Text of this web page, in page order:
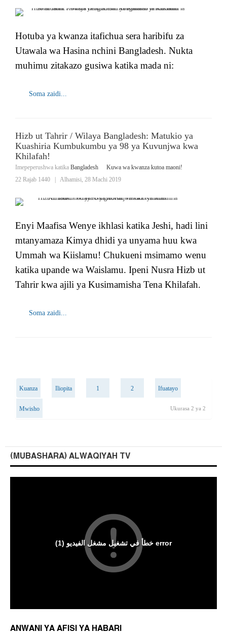
Hotuba ya kwanza itafichua sera haribifu za
Utawala wa Hasina nchini Bangladesh. Nukta
muhimu zitakazo gusiwa katika mada ni:
Soma zaidi...
Hizb ut Tahrir / Wilaya Bangladesh: Matukio ya
Kuashiria Kumbukumbu ya 98 ya Kuvunjwa kwa
Khilafah!
Imepeperushwa katika Bangladesh
Kuwa wa kwanza kutoa maoni!
22 Rajab 1440
Alhamisi, 28 Machi 2019
Enyi Maafisa Wenye ikhlasi katika Jeshi, hadi lini
mtanyamaza Kimya dhidi ya unyama huu kwa
Ummah wa Kiislamu! Chukueni msimamo wenu
katika upande wa Waislamu. Ipeni Nusra Hizb ut
Tahrir kwa ajili ya Kusimamisha Tena Khilafah.
Soma zaidi...
Kuanza Iliopita 1 2 Ifuatayo
Mwisho Ukurasa 2 ya 2
(MUBASHARA) ALWAQIYAH TV
ANWANI YA AFISI YA HABARI